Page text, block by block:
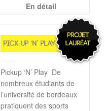
En détail
Pick-up ‘N’ Play
Pickup ‘N’ Play De
nombreux étudiants de
l’université de bordeaux
pratiquent des sports